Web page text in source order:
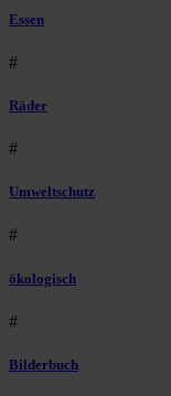
Essen
#
Räder
#
Umweltschutz
#
ökologisch
#
Bilderbuch